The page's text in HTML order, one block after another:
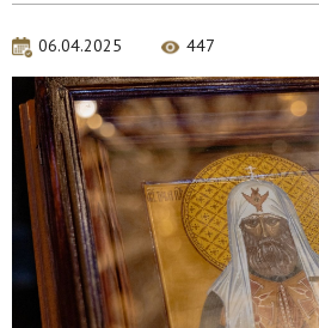
06.04.2025 447